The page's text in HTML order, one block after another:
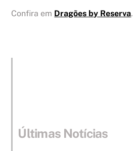
Confira em Dragões by Reserva.
Últimas Notícias